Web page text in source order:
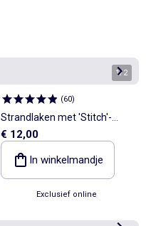
1/2
(60)
Strandlaken met 'Stitch'-
print
€ 12,00
In winkelmandje
Exclusief online